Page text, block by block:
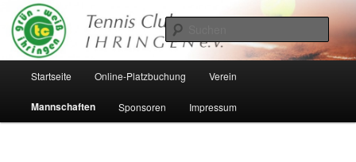
Zum
Inhalt
wechseln
Startseite Online-Platzbuchung Verein
Mannschaften Sponsoren Impressum